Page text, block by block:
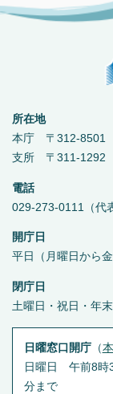
所在地
本庁 〒312-8501
支所 〒311-1292
電話
029-273-0111（代
開庁日
平日（月曜日から
閉庁日
土曜日・祝日・年
日曜窓口開庁（
日曜日 午前8時
分まで